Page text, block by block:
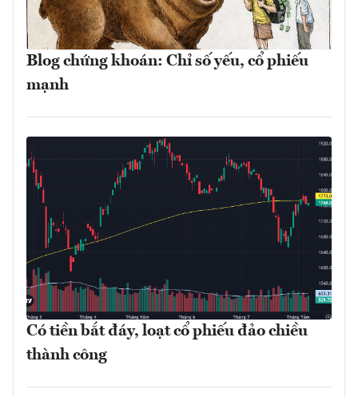
Blog chứng khoán: Chỉ số yếu, cổ phiếu
mạnh
Có tiền bắt đáy, loạt cổ phiếu đảo chiều
thành công